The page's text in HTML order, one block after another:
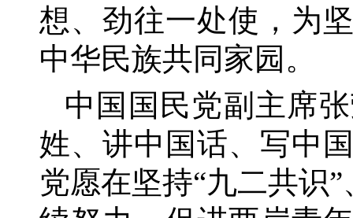
想、劲往一处使，为
中华民族共同家园。
中国国民党副主席
姓、讲中国话、写中
党愿在坚持“九二共识